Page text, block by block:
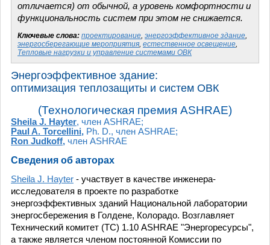
отличается) от обычной, а уровень комфортности и
функциональность систем при этом не снижается.
Ключевые слова: проектирование, энергоэффективное здание,
энергосберегающие мероприятия, естественное освещение,
Тепловые нагрузки и управление системами ОВК
Энергоэффективное здание:
оптимизация теплозащиты и систем ОВК
(Технологическая премия ASHRAE)
Sheila J. Hayter, член ASHRAE;
Paul A. Torcellini, Ph. D., член ASHRAE;
Ron Judkoff, член ASHRAE
Сведения об авторах
Sheila J. Hayter - участвует в качестве инженера-
исследователя в проекте по разработке
энергоэффективных зданий Национальной лаборатории
энергосбережения в Голдене, Колорадо. Возглавляет
Технический комитет (TC) 1.10 ASHRAE "Энергоресурсы",
а также является членом постоянной Комиссии по